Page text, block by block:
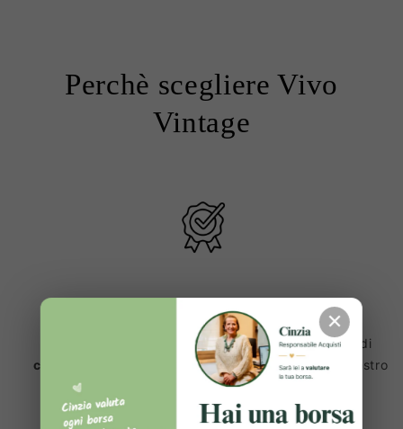
Perchè scegliere Vivo
Vintage
Prodotti 100% Originali ✔️
Ogni articolo viene sottoposto a una lunga serie di
controlli e verifiche
, prima di essere inserito sul nostro
sito
✕